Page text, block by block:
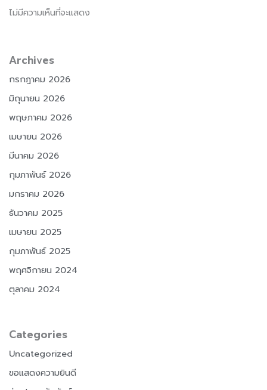
ไม่มีความเห็นที่จะแสดง
Archives
กรกฎาคม 2026
มิถุนายน 2026
พฤษภาคม 2026
เมษายน 2026
มีนาคม 2026
กุมภาพันธ์ 2026
มกราคม 2026
ธันวาคม 2025
เมษายน 2025
กุมภาพันธ์ 2025
พฤศจิกายน 2024
ตุลาคม 2024
Categories
Uncategorized
ขอแสดงความยินดี